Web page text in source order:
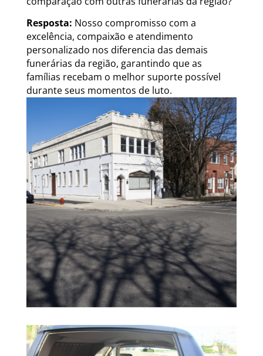
Resposta: Nosso compromisso com a
excelência, compaixão e atendimento
personalizado nos diferencia das demais
funerárias da região, garantindo que as
famílias recebam o melhor suporte possível
durante seus momentos de luto.